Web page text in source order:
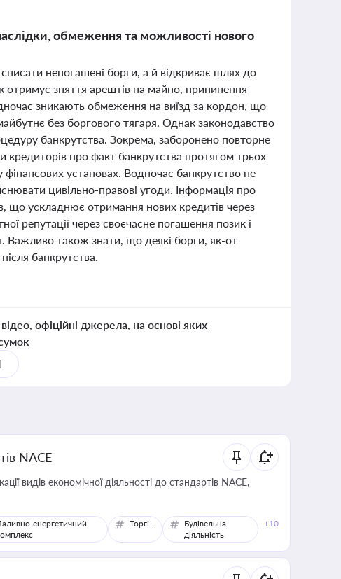
обмеження та можливості нового
непогашені борги, а й відкриває шлях до
зняття арештів на майно, припинення
зникають обмеження на виїзд за кордон, що
без боргового тягаря. Однак законодавство
банкрутства. Зокрема, заборонено повторне
кредиторів про факт банкрутства протягом трьох
установах. Водночас банкрутство не
цивільно-правові угоди. Інформація про
що ускладнює отримання нових кредитів через
репутації через своєчасне погашення позик і
Важливо також знати, що деякі борги, як-от
банкрутства.
офіційні джерела, на основі яких
NACE
видів економічної діяльності до стандартів NACE,
енергетичний
Торгівля
Будівельна
діяльність
+10